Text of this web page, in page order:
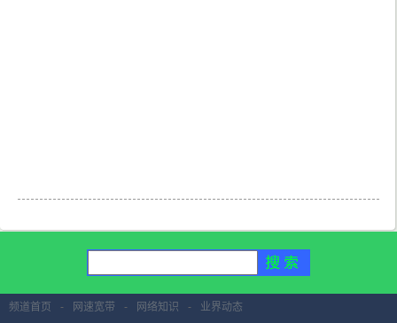
频道首页 - 网速宽带 - 网络知识 - 业界动态